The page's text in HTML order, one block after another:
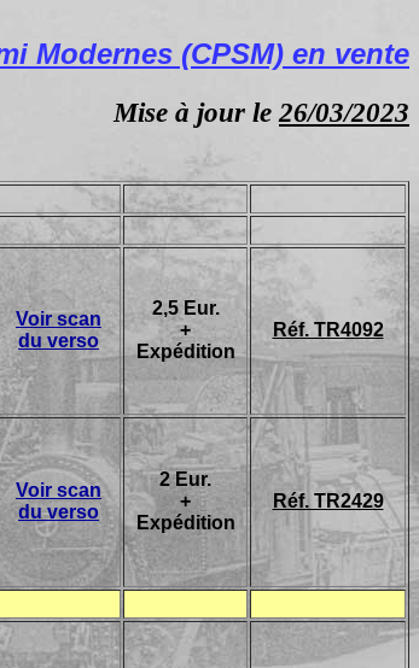
Modernes (CPSM) en vente
Mise à jour le 26/03/2023
Voir scan
du verso
2,5 Eur.
+
Expédition
Réf. TR4092
Voir scan
du verso
2 Eur.
+
Expédition
Réf. TR2429